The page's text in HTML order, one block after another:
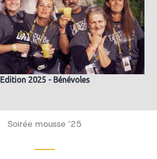
Edition 2025 - Bénévoles
Soirée mousse ’25